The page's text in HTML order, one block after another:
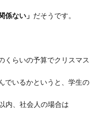
係ない」 だそうです。
くらいの予算でクリスマス
でいるかというと、学生の
内、社会人の場合は